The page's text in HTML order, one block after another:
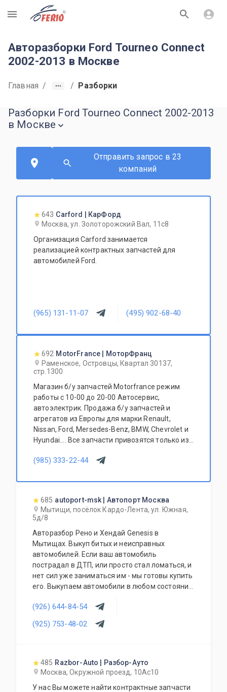
R
Авторазборки Ford Tourneo Connect
2002-2013 в Москве
Главная / / Разборки
Разборки Ford Tourneo Connect 2002-2013
в Москве
Отправить запрос в 23
компаний
643 Carford | КарФорд
Москва, ул. Золоторожский Вал, 11с8
Организация Carford занимается
реализацией контрактных запчастей для
автомобилей Ford.
(965) 131-11-07 (495) 902-68-40
692 MotorFrance | МоторФранц
Раменское, Островцы, Квартал 30137,
стр.1300
Магазин б/у запчастей Motorfrance режим
работы с 10-00 до 20-00 Автосервис,
автоэлектрик. Продажа б/у запчастей и
агрегатов из Европы для марки Renault,
Nissan, Ford, Mersedes-Benz, BMW, Chevrolet и
Hyundai.... Все запчасти привозятся только из
(985) 333-22-44
685 autoport-msk | Автопорт Москва
Мытищи, посёлок Кардо-Лента, ул. Южная,
5д/8
Авторазбор Рено и Хендай Genesis в
Мытищах. Выкуп битых и неисправных
автомобилей. Если ваш автомобиль
пострадал в ДТП, или просто стал ломаться, и
нет сил уже заниматься им - мы готовы купить
его. Выкупаем автомобили в любом состоянии.
по фото. Наши специалисты приедут, оформят
договор, вывезут автомобиль на эвакуаторе.
(926) 644-84-54
(925) 753-48-02
485 Razbor-Auto | Разбор-Ауто
Москва, Окружной проезд, 10Ас10
У нас Вы можете найти контрактные запчасти